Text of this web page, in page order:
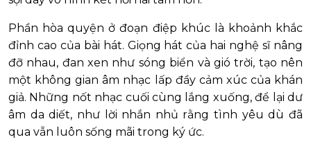
Phần hòa quyện ở đoạn điệp khúc là khoảnh khắc
đỉnh cao của bài hát. Giọng hát của hai nghệ sĩ nâng
đỡ nhau, đan xen như sóng biển và gió trời, tạo nên
một không gian âm nhạc lấp đầy cảm xúc của khán
giả. Những nốt nhạc cuối cùng lắng xuống, để lại dư
âm da diết, như lời nhắn nhủ rằng tình yêu dù đã
qua vẫn luôn sống mãi trong ký ức.